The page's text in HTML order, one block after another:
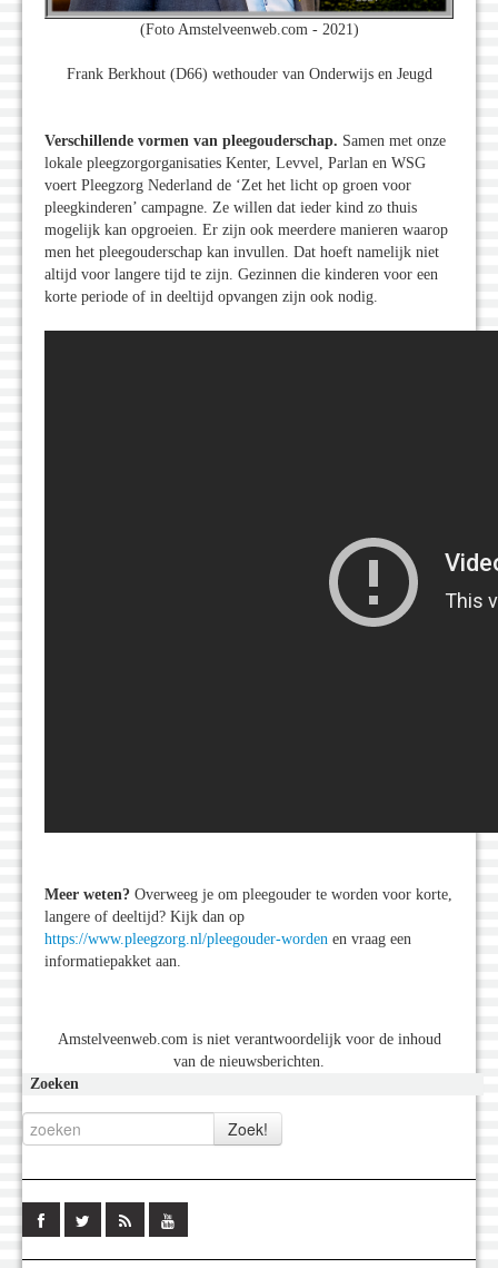
(Foto Amstelveenweb.com - 2021)
Frank Berkhout (D66) wethouder van Onderwijs en Jeugd
Verschillende vormen van pleegouderschap. Samen met onze
lokale pleegzorgorganisaties Kenter, Levvel, Parlan en WSG
voert Pleegzorg Nederland de ‘Zet het licht op groen voor
pleegkinderen’ campagne. Ze willen dat ieder kind zo thuis
mogelijk kan opgroeien. Er zijn ook meerdere manieren waarop
men het pleegouderschap kan invullen. Dat hoeft namelijk niet
altijd voor langere tijd te zijn. Gezinnen die kinderen voor een
korte periode of in deeltijd opvangen zijn ook nodig.
Meer weten? Overweeg je om pleegouder te worden voor korte,
langere of deeltijd? Kijk dan op
https://www.pleegzorg.nl/pleegouder-worden en vraag een
informatiepakket aan.
Amstelveenweb.com is niet verantwoordelijk voor de inhoud
van de nieuwsberichten.
Zoeken